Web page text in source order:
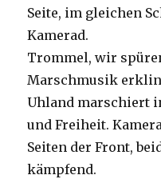
Seite, im gleichen
Kamerad.
Trommel, wir
Marschmusik
Uhland marschiert
und Freiheit.
Seiten der Front,
kämpfend.